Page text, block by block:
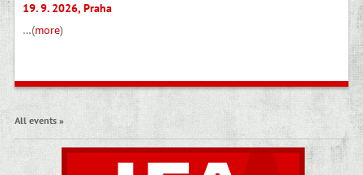
19. 9. 2026, Praha
…(more)
All events »